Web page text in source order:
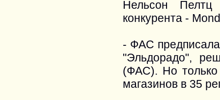
Нельсон Пелтц
конкурента -
- ФАС
"Эльдорадо",
(ФАС). Но только
магазинов в 35